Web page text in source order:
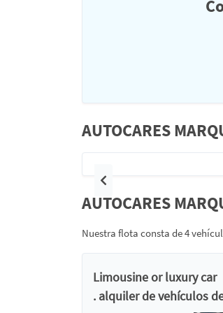
AUTOCARES
Anterior
AUTOCARES
Nuestra flota consta de 4
Limousine or luxury car
. alquiler de vehículos